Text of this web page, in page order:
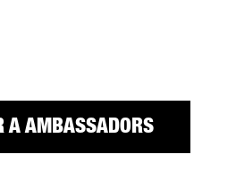
A AMBASSADORS